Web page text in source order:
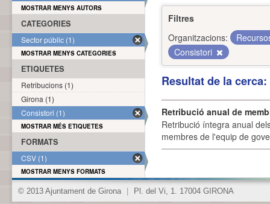
Filtres
Organitzacions:
Consistori
Resultat de la
Retribució anual de
Retribució íntegra anual
membres de l'equip de
MOSTRAR MENYS AUTORS
CATEGORIES
Sector públic (1)
MOSTRAR MENYS CATEGORIES
ETIQUETES
Retribucions (1)
Girona (1)
Consistori (1)
MOSTRAR MÉS ETIQUETES
FORMATS
CSV (1)
MOSTRAR MENYS FORMATS
© 2013 Ajuntament de Girona Pl. del Vi, 1. 17004 GIRONA